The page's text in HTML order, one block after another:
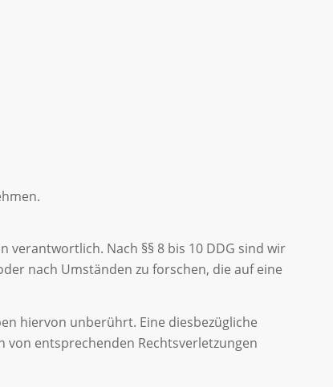
verantwortlich. Nach §§ 8 bis 10 DDG sind wir
nach Umständen zu forschen, die auf eine
hiervon unberührt. Eine diesbezügliche
entsprechenden Rechtsverletzungen